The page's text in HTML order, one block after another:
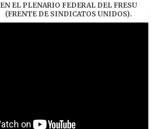
EN EL PLENARIO FEDERAL DEL FRESU
(FRENTE DE SINDICATOS UNIDOS).